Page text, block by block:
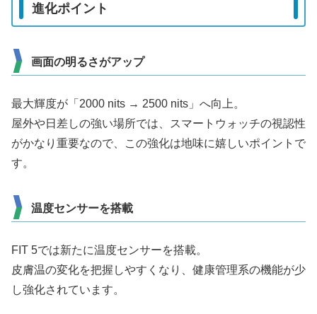
進化ポイント
画面の明るさがアップ
最大輝度が「2000 nits → 2500 nits」へ向上。
屋外や日差しの強い場所では、スマートウォッチの視認性
がかなり重要なので、この強化は地味に嬉しいポイントで
す。
温度センサーを搭載
FIT 5では新たに温度センサーを搭載。
皮膚温の変化を把握しやすくなり、健康管理系の機能が少
し強化されています。